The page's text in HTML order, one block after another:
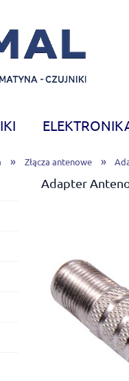
» Złącza antenowe »
Adapter